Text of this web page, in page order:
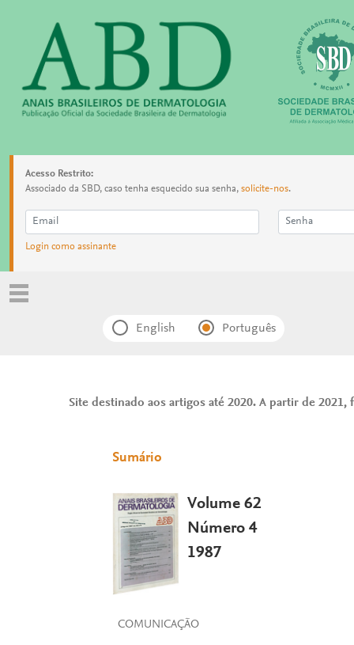
Acesso Restrito:
Associado da SBD, caso tenha esquecido sua senha, solicite-nos.
Login como assinante
English Português
Site destinado aos artigos até 2020. A partir de
Sumário
Volume 62
Número 4
1987
COMUNICAÇÃO